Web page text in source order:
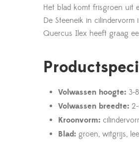
Het blad komt frisgroen uit
De Steeneik in
Quercus Ilex heeft graag
Volwassen hoogte: 3-
Volwassen breedte:
Kroonvorm:
Blad: groen, witgrijs,